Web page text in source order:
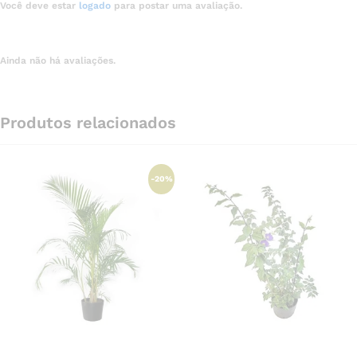
Você deve estar logado para postar uma avaliação.
Ainda não há avaliações.
Produtos relacionados
-20%